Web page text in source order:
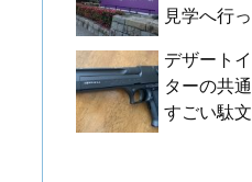
見学へ行
デザート
ターの共
すごい駄文